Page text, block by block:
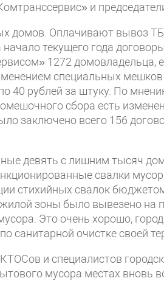
и
домов. Оплачивают вывоз
текущего года
1272 домовладельца,
специальных
40 рублей за штуку. По
сбора есть
заключено всего 156
девять с лишним тысяч
свалки
стихийных свалок
зоны было вывезено на
Это очень хорошо,
санитарной очистке своей
и специалистов
мусора местах вновь